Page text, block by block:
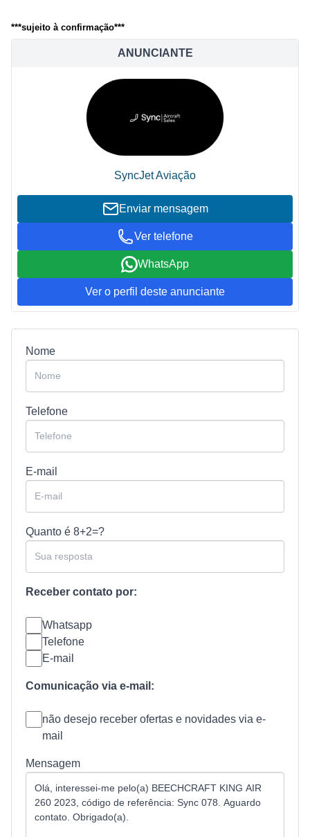
***sujeito à confirmação***
ANUNCIANTE
SyncJet Aviação
Enviar mensagem
Ver telefone
WhatsApp
Ver o perfil deste anunciante
Nome
Telefone
E-mail
Quanto é 8+2=?
Receber contato por:
Whatsapp
Telefone
E-mail
Comunicação via e-mail:
não desejo receber ofertas e novidades via e-
mail
Mensagem